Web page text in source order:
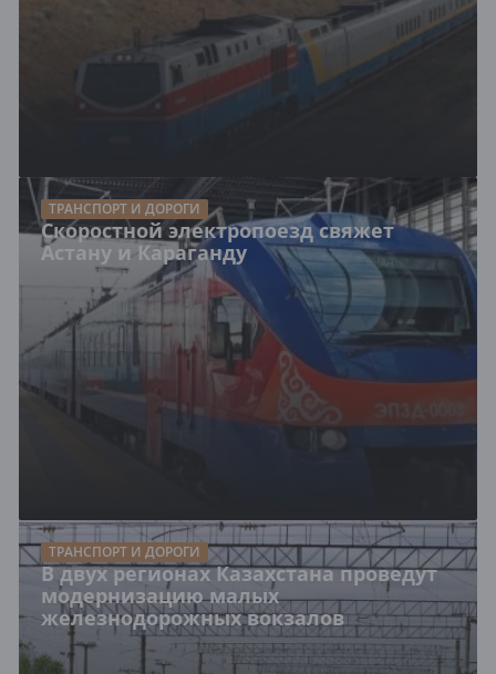
ТРАНСПОРТ И ДОРОГИ
Скоростной электропоезд свяжет
Астану и Караганду
ТРАНСПОРТ И ДОРОГИ
В двух регионах Казахстана проведут
модернизацию малых
железнодорожных вокзалов